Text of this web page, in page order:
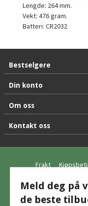
Lengde: 264 mm.
Vekt: 476 gram.
Batteri: CR2032
Bestselgere
Din konto
Om oss
Kontakt oss
Frakt
Meld deg på
de beste